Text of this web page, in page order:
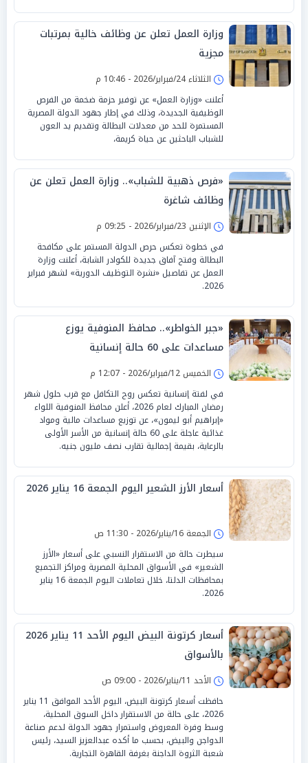
وزارة العمل تعلن عن وظائف خالية بمرتبات
مجزية
الثلاثاء 24/فبراير/2026 - 10:46 م
أعلنت «وزارة العمل» عن توفير حزمة ضخمة من الفرص
الوظيفية الجديدة، وذلك في إطار جهود الدولة المصرية
المستمرة للحد من معدلات البطالة وتقديم يد العون
للشباب الباحثين عن حياة كريمة،
«فرص ذهبية للشباب».. وزارة العمل تعلن عن
وظائف شاغرة
الإثنين 23/فبراير/2026 - 09:25 م
في خطوة تعكس حرص الدولة المستمر على مكافحة
البطالة وفتح آفاق جديدة للكوادر الشابة، أعلنت وزارة
العمل عن تفاصيل «نشرة التوظيف الدورية» لشهر فبراير
2026.
«جبر الخواطر».. محافظ المنوفية يوزع
مساعدات على 60 حالة إنسانية
الخميس 12/فبراير/2026 - 12:07 م
في لفتة إنسانية تعكس روح التكافل مع قرب حلول شهر
رمضان المبارك لعام 2026، أعلن محافظ المنوفية اللواء
«إبراهيم أبو ليمون»، عن توزيع مساعدات مالية ومواد
غذائية عاجلة على 60 حالة إنسانية من الأسر الأولى
بالرعاية، بقيمة إجمالية تقارب نصف مليون جنيه.
أسعار الأرز الشعير اليوم الجمعة 16 يناير 2026
الجمعة 16/يناير/2026 - 11:30 ص
سيطرت حالة من الاستقرار النسبي على أسعار «الأرز
الشعير» في الأسواق المحلية المصرية ومراكز التجميع
بمحافظات الدلتا، خلال تعاملات اليوم الجمعة 16 يناير
2026.
أسعار كرتونة البيض اليوم الأحد 11 يناير 2026
بالأسواق
الأحد 11/يناير/2026 - 09:00 ص
حافظت أسعار كرتونة البيض، اليوم الأحد الموافق 11 يناير
2026، على حالة من الاستقرار داخل السوق المحلية،
وسط وفرة المعروض واستمرار جهود الدولة لدعم صناعة
الدواجن والبيض، بحسب ما أكده عبدالعزيز السيد، رئيس
شعبة الثروة الداجنة بغرفة القاهرة التجارية.